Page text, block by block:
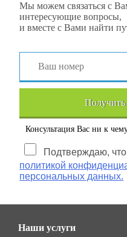
Мы можем связаться с
интересующие вопросы,
и вместе с Вами найти
Получить
Консультация Вас ни к
Подтверждаю,
политикой
персональных данных.
Наши услуги